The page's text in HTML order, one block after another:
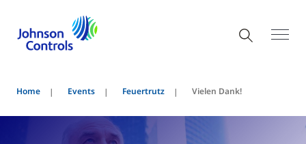
Home Events Feuertrutz Vielen Dank!